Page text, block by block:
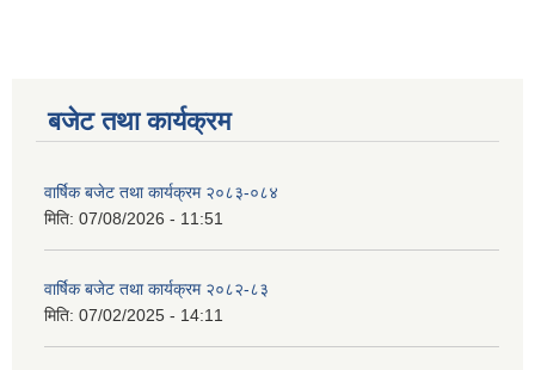
बजेट तथा कार्यक्रम
वार्षिक बजेट तथा कार्यक्रम २०८३-०८४
मिति: 07/08/2026 - 11:51
वार्षिक बजेट तथा कार्यक्रम २०८२-८३
मिति: 07/02/2025 - 14:11